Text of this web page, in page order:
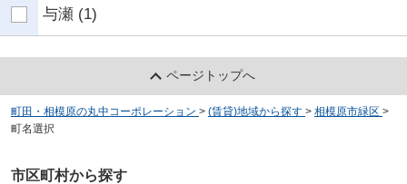
与瀬 (1)
ページトップへ
町田・相模原の丸中コーポレーション > (賃貸)地域から探す > 相模原市緑区 >
町名選択
市区町村から探す